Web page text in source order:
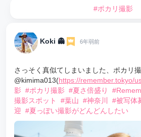
#ポカリ撮影
Koki 👻 6年弱前
さっそく真似てしまいました、ポカリ
@kimima013(https://remember.tokyo/
影 #ポカリ撮影 #夏さ倍盛り
撮影スポット
#葉山 #神奈川 #被写体
迎 #夏っぽい撮影がどんどんしたい